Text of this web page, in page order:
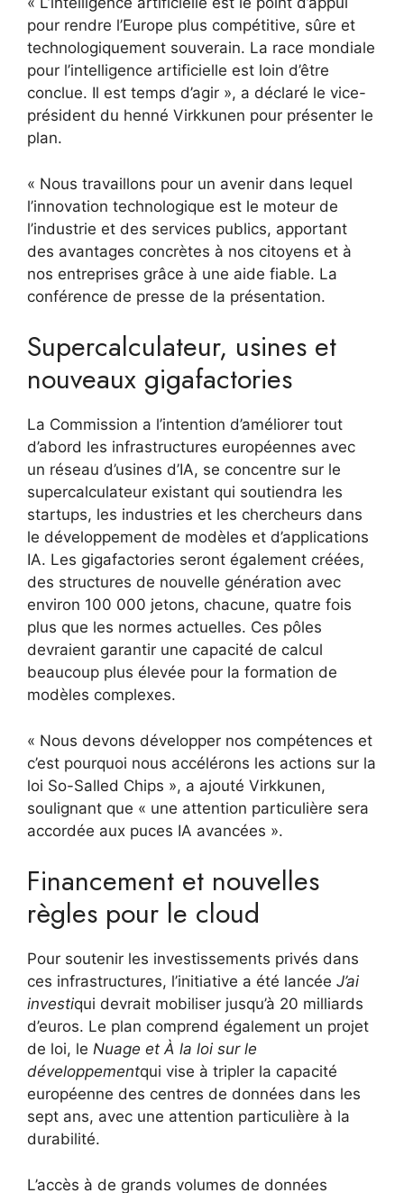
pour rendre l’Europe plus compétitive, sûre et
technologiquement souverain. La race mondiale
pour l’intelligence artificielle est loin d’être
conclue. Il est temps d’agir », a déclaré le vice-
président du henné Virkkunen pour présenter le
plan.
« Nous travaillons pour un avenir dans lequel
l’innovation technologique est le moteur de
l’industrie et des services publics, apportant
des avantages concrètes à nos citoyens et à
nos entreprises grâce à une aide fiable. La
conférence de presse de la présentation.
Supercalculateur, usines et
nouveaux gigafactories
La Commission a l’intention d’améliorer tout
d’abord les infrastructures européennes avec
un réseau d’usines d’IA, se concentre sur le
supercalculateur existant qui soutiendra les
startups, les industries et les chercheurs dans
le développement de modèles et d’applications
IA. Les gigafactories seront également créées,
des structures de nouvelle génération avec
environ 100 000 jetons, chacune, quatre fois
plus que les normes actuelles. Ces pôles
devraient garantir une capacité de calcul
beaucoup plus élevée pour la formation de
modèles complexes.
« Nous devons développer nos compétences et
c’est pourquoi nous accélérons les actions sur la
loi So-Salled Chips », a ajouté Virkkunen,
soulignant que « une attention particulière sera
accordée aux puces IA avancées ».
Financement et nouvelles
règles pour le cloud
Pour soutenir les investissements privés dans
ces infrastructures, l’initiative a été lancée J’ai
investiqui devrait mobiliser jusqu’à 20 milliards
d’euros. Le plan comprend également un projet
de loi, le Nuage et À la loi sur le
développementqui vise à tripler la capacité
européenne des centres de données dans les
sept ans, avec une attention particulière à la
durabilité.
L’accès à de grands volumes de données